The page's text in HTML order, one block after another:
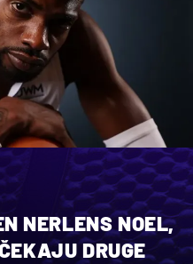
NERLENS NOEL,
DRUGE